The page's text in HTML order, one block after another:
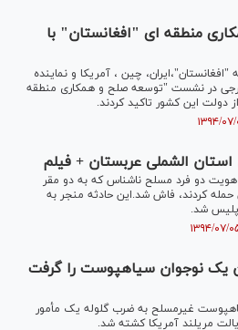
منطقه ای "افغانستان" با
"افغانستان"،ایران، چین ، آمریکا و نماینده
در نشست "توسعه صلح و همکاری منطقه
دولت این کشور تاکید کردند.
الشملی عربستان + فیلم
- هویت دو فرد مسلح ناشناس که به دو مقر
کردند، فاش شد.این حادثه منجر به
شد.
یک نوجوان سیاهپوست را گرفت
غیرمسلح به ضرب گلوله یک مأمور
مریلند آمریکا کشته شد.